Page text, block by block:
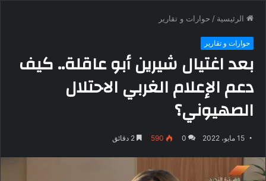
الرئيسية / حوارات و تقارير
حوارات و تقارير
بعد اغتيال شيرين أبو عاقلة.. كيف
دعم الإعلام الغربي الاحتلال
الصهيوني؟
15 مايو، 2022 0
590